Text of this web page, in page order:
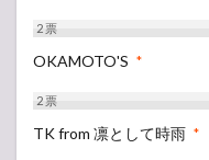
2票
OKAMOTO'S *
2票
TK from 凛として時雨 *